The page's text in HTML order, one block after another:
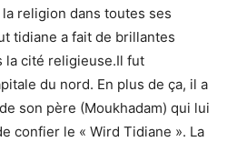
religion dans toutes ses
tidiane a fait de brillantes
la cité religieuse.Il fut
du nord. En plus de ça, il a
son père (Moukhadam) qui lui
confier le « Wird Tidiane ». La